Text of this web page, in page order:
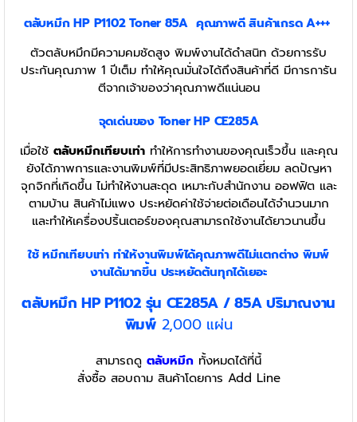
ตลับหมึก HP P1102Toner85A คุณภาพดี สินค้าเกรด A+++
ตัวตลับหมึกมีความคมชัดสูง พิมพ์งานได้ดำสนิท ด้วยการรับ
ประกันคุณภาพ 1 ปีเต็ม ทำให้คุณมั่นใจได้ถึงสินค้าที่ดี มีการการัน
ตีจากเจ้าของว่าคุณภาพดีแน่นอน
จุดเด่นของ TonerHP CE285A
เมื่อใช้ ตลับหมึกเทียบเท่าทำให้การทำงานของคุณเร็วขึ้น และคุณ
ยังได้ภาพการและงานพิมพ์ที่มีประสิทธิภาพยอดเยี่ยม ลดปัญหา
จุกจิกที่เกิดขึ้น ไม่ทำให้งานสะดุด เหมาะกับสำนักงาน ออฟฟิต และ
ตามบ้าน สินค้าไม่แพง ประหยัดค่าใช้จ่ายต่อเดือนได้จำนวนมาก
และทำให้เครื่องปริ้นเตอร์ของคุณสามารถใช้งานได้ยาวนานขึ้น
ใช้ หมึกเทียบเท่า ทำให้งานพิมพ์ได้คุณภาพดีไม่แตกต่าง พิมพ์
งานได้มากขึ้น ประหยัดต้นทุกได้เยอะ
ตลับหมึก HP P1102 รุ่น CE285A /85Aปริมาณงาน
พิมพ์2,000 แผ่น
สามารถดู ตลับหมึก ทั้งหมดได้ที่นี้
สั่งซื้อ สอบถาม สินค้าโดยการ Add Line